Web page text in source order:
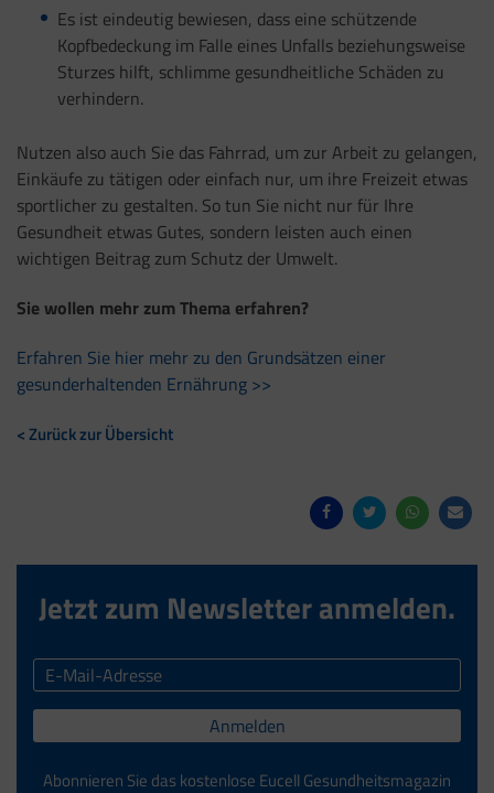
Es ist eindeutig bewiesen, dass eine schützende
Kopfbedeckung im Falle eines Unfalls beziehungsweise
Sturzes hilft, schlimme gesundheitliche Schäden zu
verhindern.
Nutzen also auch Sie das Fahrrad, um zur Arbeit zu gelangen,
Einkäufe zu tätigen oder einfach nur, um ihre Freizeit etwas
sportlicher zu gestalten. So tun Sie nicht nur für Ihre
Gesundheit etwas Gutes, sondern leisten auch einen
wichtigen Beitrag zum Schutz der Umwelt.
Sie wollen mehr zum Thema erfahren?
Erfahren Sie hier mehr zu den Grundsätzen einer
gesunderhaltenden Ernährung >>
< Zurück zur Übersicht
Jetzt zum Newsletter anmelden.
Anmelden
Abonnieren Sie das kostenlose Eucell Gesundheitsmagazin